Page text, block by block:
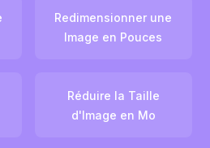
Redimensionner une
Image en Pouces
Réduire la Taille
d'Image en Mo